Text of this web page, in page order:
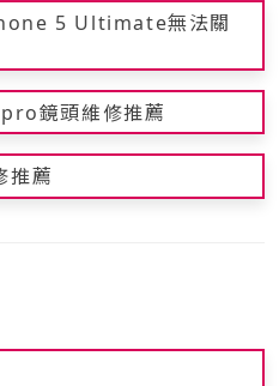
5 Ultimate無法關
鏡頭維修推薦
推薦